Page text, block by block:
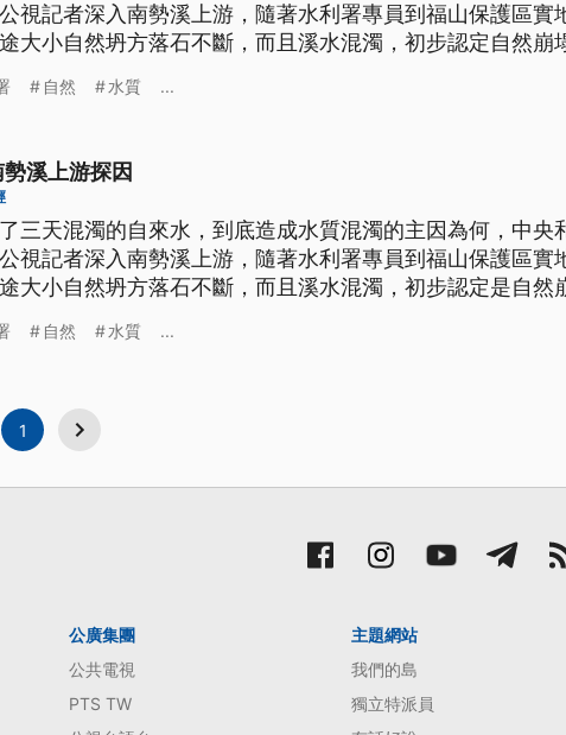
視記者深入南勢溪上游，隨著水利署專員到福山保護區實
大小自然坍方落石不斷，而且溪水混濁，初步認定自然崩
交會在一起，這裡是台北市自來水主要源頭南勢溪上游，
自然 水質 ...
溪上游探因
三天混濁的自來水，到底造成水質混濁的主因為何，中央
視記者深入南勢溪上游，隨著水利署專員到福山保護區實
大小自然坍方落石不斷，而且溪水混濁，初步認定是自然
交會在一起，這裡是台北市自來水主要源頭南勢溪上游，
自然 水質 ...
1
公廣集團
公共電視
PTS TW
主題網站
我們的島
獨立特派員